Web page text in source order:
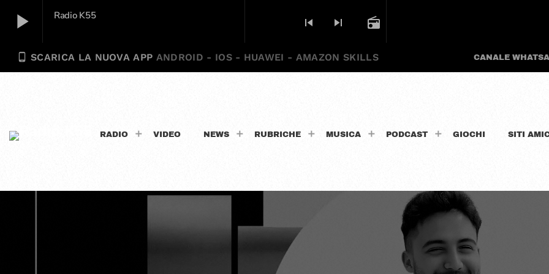
play_arrow Radio K55
skip_previous skip_next radio
play_arrow Radio K55
phone_android SCARICA LA NUOVA APP ANDROID - IOS - HUAWEI - AMAZON SKILLS CANALE
RADIO VIDEO NEWS RUBRICHE MUSICA PODCAST GIOCHI SITI